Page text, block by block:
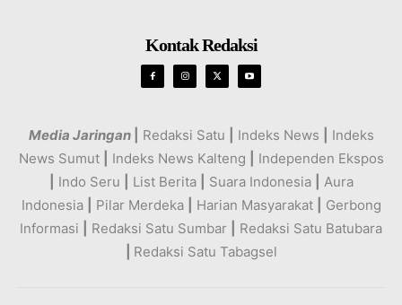
Kontak Redaksi
Media Jaringan Redaksi Satu Indeks News
Indeks
News Sumut
Indeks News Kalteng
Independen Ekspos
Indo Seru List Berita Suara Indonesia
Aura
Indonesia
Pilar Merdeka Harian Masyarakat
Gerbong
Informasi
Redaksi Satu Sumbar
Redaksi Satu Batubara
Redaksi Satu Tabagsel